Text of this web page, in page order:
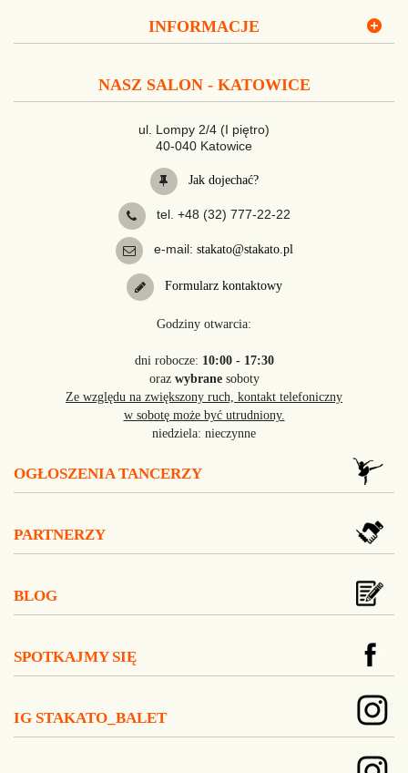
INFORMACJE
NASZ SALON - KATOWICE
ul. Lompy 2/4 (I piętro)
40-040 Katowice
Jak dojechać?
tel. +48 (32) 777-22-22
e-mail: stakato@stakato.pl
Formularz kontaktowy
Godziny otwarcia:
dni robocze: 10:00 - 17:30
oraz wybranesoboty
Ze względu na zwiększony ruch, kontakt telefoniczny
w sobotę może być utrudniony.
niedziela: nieczynne
OGŁOSZENIA TANCERZY
PARTNERZY
BLOG
SPOTKAJMY SIĘ
IG STAKATO_BALET